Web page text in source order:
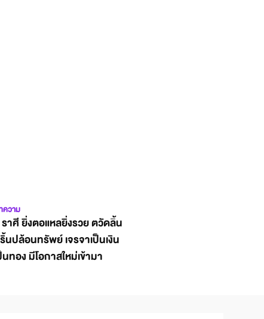
ความ
าศี ยิ่งตอแหลยิ่งรวย ตวัดลิ้น
นปล้อนทรัพย์ เจรจาเป็นเงิน
นทอง มีโอกาสใหม่เข้ามา